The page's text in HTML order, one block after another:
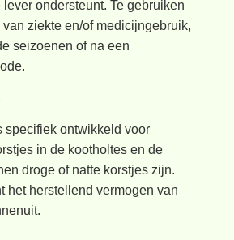
ondersteunt. Te gebruiken
ziekte en/of medicijngebruik,
seizoenen of na een
specifiek ontwikkeld voor
in de kootholtes en de
droge of natte korstjes zijn.
het herstellend vermogen van